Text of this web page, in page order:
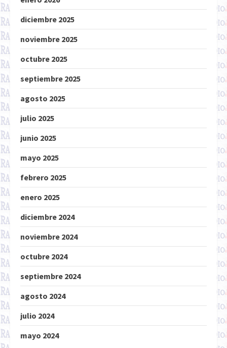
diciembre 2025
noviembre 2025
octubre 2025
septiembre 2025
agosto 2025
julio 2025
junio 2025
mayo 2025
febrero 2025
enero 2025
diciembre 2024
noviembre 2024
octubre 2024
septiembre 2024
agosto 2024
julio 2024
mayo 2024